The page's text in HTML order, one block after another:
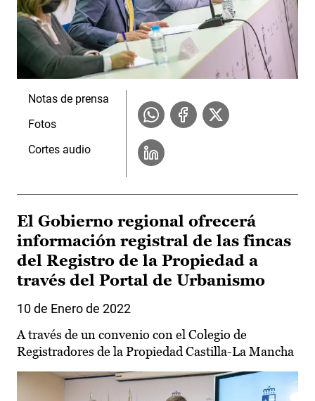
Notas de prensa
Fotos
Cortes audio
El Gobierno regional ofrecerá
información registral de las fincas
del Registro de la Propiedad a
través del Portal de Urbanismo
10 de Enero de 2022
A través de un convenio con el Colegio de
Registradores de la Propiedad Castilla-La Mancha